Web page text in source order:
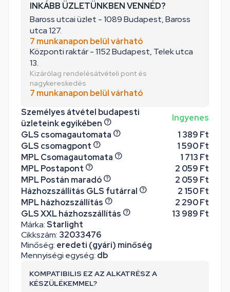
Márka:Starlight
Cikkszám: 32033476
Minőség: eredeti (gyári) minőség
Mennyiségi egység: db
INKÁBB ÜZLETÜNKBEN VENNÉD?
Baross utcai üzlet - 1089 Budapest, Baross
utca 127.
7 munkanapon belül várható
Központi raktár - 1152 Budapest, Telek utca
13.
Kizárólag rendelésátvételi pont és
nagykereskedés
7 munkanapon belül várható
Személyes átvétel budapesti
üzleteink egyikében
Ingyenes
GLS csomagautomata
1 389 Ft
GLS csomagpont
1 590 Ft
MPL Csomagautomata
1 713 Ft
MPL Postapont
2 059 Ft
MPL Postán maradó
2 059 Ft
Házhozszállítás GLS futárral
2 150 Ft
MPL házhozszállítás
2 290 Ft
GLS XXL házhozszállítás
13 989 Ft
KOMPATIBILIS EZ AZ ALKATRÉSZ A
KÉSZÜLÉKEMMEL?